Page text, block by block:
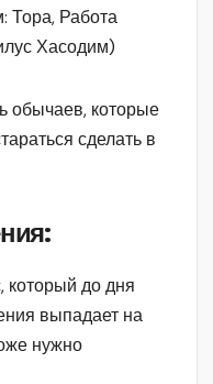
Тора, Работа
Хасодим)
обычаев, которые
сделать в
который до дня
выпадает на
нужно